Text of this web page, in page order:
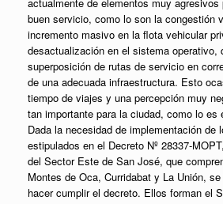
buen servicio, como lo son la congestión
incremento masivo en la flota vehicular
desactualización en el sistema operativo,
superposición de rutas de servicio en
de una adecuada infraestructura. Esto
tiempo de viajes y una percepción muy
tan importante para la ciudad, como lo es
Dada la necesidad de implementación de
estipulados en el Decreto Nº 28337-
del Sector Este de San José, que
Montes de Oca, Curridabat y La Unión,
hacer cumplir el decreto. Ellos forman el